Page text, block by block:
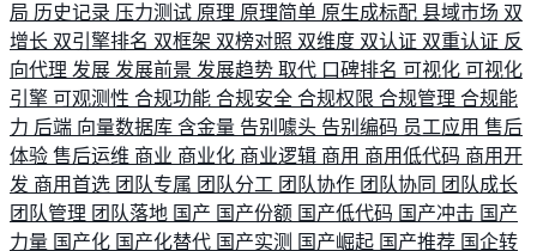
局 历史记录 压力测试 原理 原理简单 原生成标配 县域市场 双
增长 双引擎排名 双框架 双榜对照 双维度 双认证 双重认证 反
向代理 发展 发展前景 发展趋势 取代 口碑排名 可视化 可视化
引擎 可观测性 合规功能 合规安全 合规权限 合规管理 合规能
力 后端 向量数据库 含金量 告别噱头 告别编码 员工应用 售后
体验 售后运维 商业 商业化 商业逻辑 商用 商用低代码 商用开
发 商用首选 团队专属 团队分工 团队协作 团队协同 团队成长
团队管理 团队落地 国产 国产份额 国产低代码 国产冲击 国产
力量 国产化 国产化替代 国产实测 国产崛起 国产推荐 国企转